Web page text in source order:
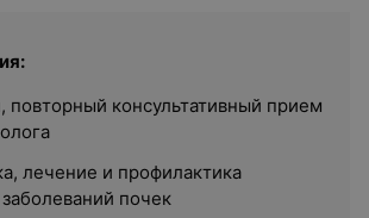
повторный консультативный прием
лечение и профилактика
почек